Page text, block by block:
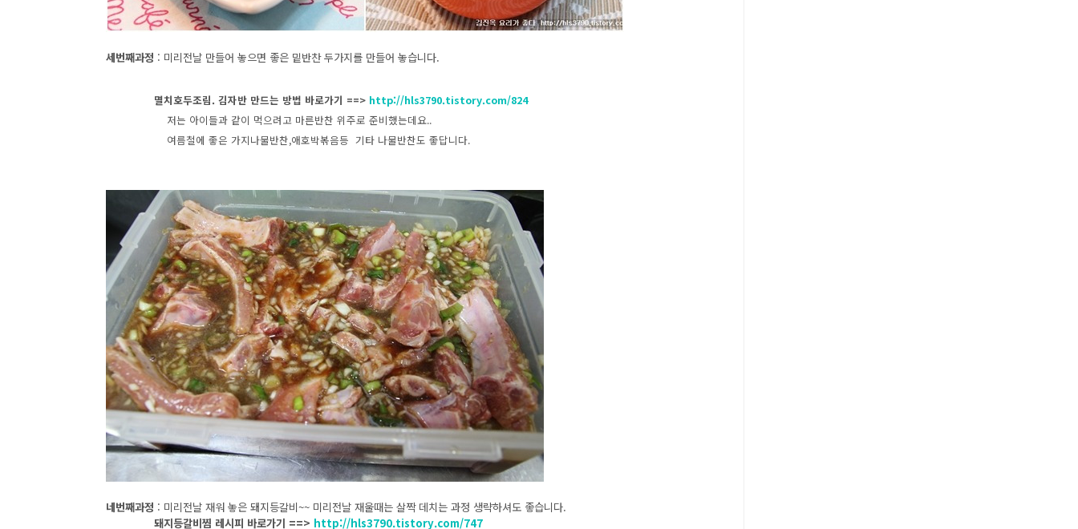
세번째과정 : 미리전날 만들어 놓으면 좋은 밑반찬 두가지를 만들어 놓습니다.
멸치호두조림. 김자반 만드는 방법 바로가기 ==> http://hls3790.tistory.com/824
저는 아이들과 같이 먹으려고 마른반찬 위주로 준비했는데요..
여름철에 좋은 가지나물반찬,애호박볶음등 기타 나물반찬도 좋답니다.
네번째과정 : 미리전날 재워 놓은 돼지등갈비~~ 미리전날 재울때는 살짝 데치는 과정 생략하셔도 좋습니다.
돼지등갈비찜 레시피 바로가기 ==> http://hls3790.tistory.com/747